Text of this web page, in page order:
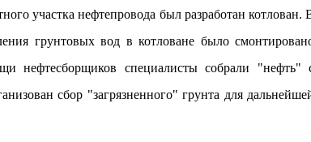
участка нефтепровода был разработан котлован.
грунтовых вод в котловане было
нефтесборщиков специалисты собрали "нефть"
сбор "загрязненного" грунта для